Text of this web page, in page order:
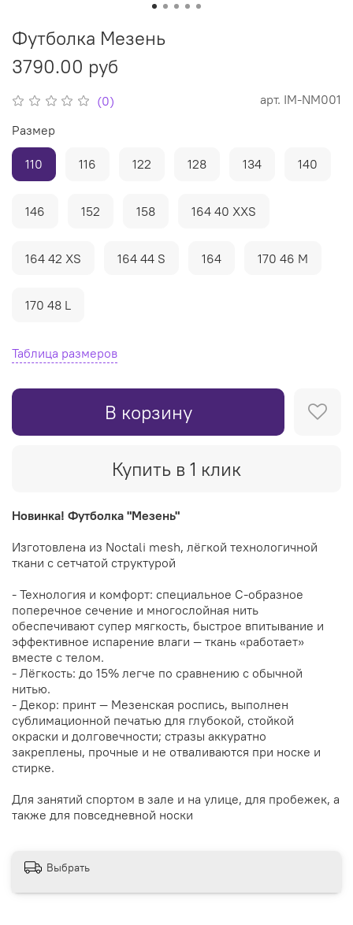
(0) арт. IM-NM001
Футболка Мезень
3790.00 руб
Таблица размеров
В корзину
Купить в 1 клик
Размер
110 116 122 128 134 140
146 152 158 164 40 XXS
164 42 XS 164 44 S 164 170 46 M
170 48 L
Новинка! Футболка "Мезень"
Изготовлена из Noctali mesh, лёгкой технологичной
ткани с сетчатой структурой
- Технология и комфорт: специальное С‑образное
поперечное сечение и многослойная нить
обеспечивают супер мягкость, быстрое впитывание и
эффективное испарение влаги — ткань «работает»
вместе с телом.
- Лёгкость: до 15% легче по сравнению с обычной
нитью.
- Декор: принт — Мезенская роспись, выполнен
сублимационной печатью для глубокой, стойкой
окраски и долговечности; стразы аккуратно
закреплены, прочные и не отваливаются при носке и
стирке.
Для занятий спортом в зале и на улице, для пробежек, а
также для повседневной носки
Выбрать